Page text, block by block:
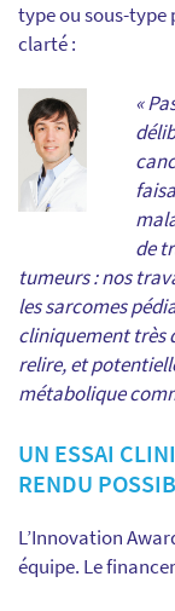
type ou sous-type
clarté :
«
de
tumeurs : nos
les sarcomes
cliniquement très
relire, et
métabolique
UN ESSAI
RENDU
L’Innovation
équipe. Le